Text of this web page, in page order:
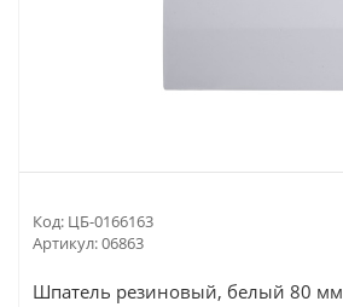
Код: ЦБ-0166163
Артикул:06863
Шпатель резиновый, белый 80 мм